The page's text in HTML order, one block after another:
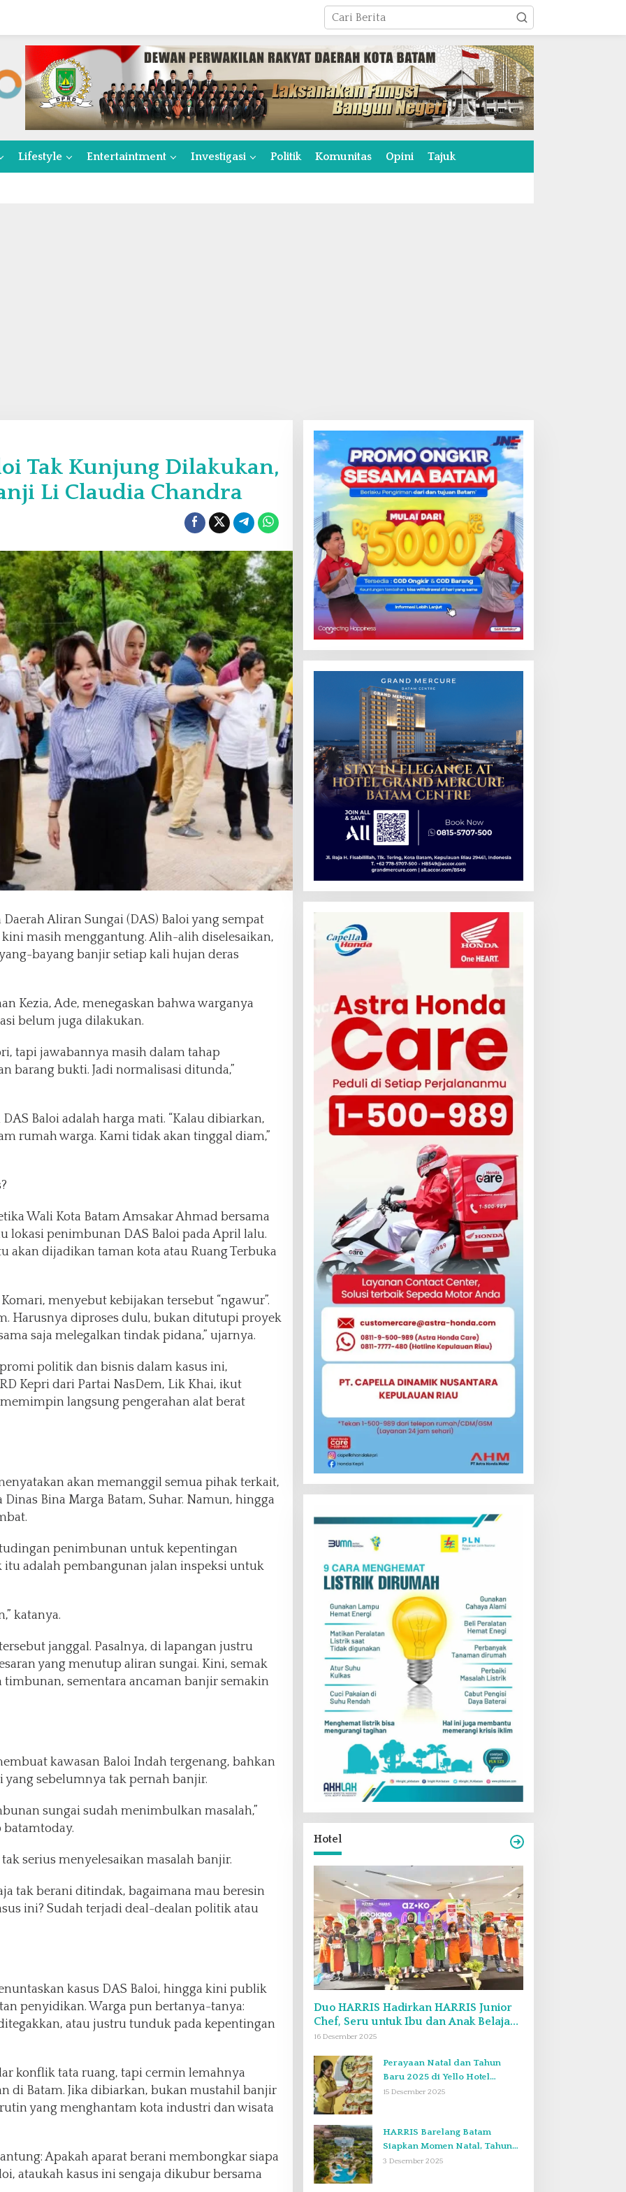
Lifestyle Entertaintment Investigasi Politik Komunitas Opini Tajuk
Tak Kunjung Dilakukan,
Li Claudia Chandra
Aliran Sungai (DAS) Baloi yang sempat
masih menggantung. Alih-alih diselesaikan,
bayang banjir setiap kali hujan deras
Kezia, Ade, menegaskan bahwa warganya
belum juga dilakukan.
tapi jawabannya masih dalam tahap
barang bukti. Jadi normalisasi ditunda,”
Baloi adalah harga mati. “Kalau dibiarkan,
rumah warga. Kami tidak akan tinggal diam,”
Wali Kota Batam Amsakar Ahmad bersama
lokasi penimbunan DAS Baloi pada April lalu.
akan dijadikan taman kota atau Ruang Terbuka
Komari, menyebut kebijakan tersebut “ngawur”.
Harusnya diproses dulu, bukan ditutupi proyek
saja melegalkan tindak pidana,” ujarnya.
politik dan bisnis dalam kasus ini,
Kepri dari Partai NasDem, Lik Khai, ikut
langsung pengerahan alat berat
akan memanggil semua pihak terkait,
Bina Marga Batam, Suhar. Namun, hingga
penimbunan untuk kepentingan
adalah pembangunan jalan inspeksi untuk
katanya.
janggal. Pasalnya, di lapangan justru
yang menutup aliran sungai. Kini, semak
sementara ancaman banjir semakin
kawasan Baloi Indah tergenang, bahkan
yang sebelumnya tak pernah banjir.
sungai sudah menimbulkan masalah,”
batamtoday.
serius menyelesaikan masalah banjir.
tak berani ditindak, bagaimana mau beresin
ini? Sudah terjadi deal-dealan politik atau
kasus DAS Baloi, hingga kini publik
penyidikan. Warga pun bertanya-tanya:
atau justru tunduk pada kepentingan
konflik tata ruang, tapi cermin lemahnya
di Batam. Jika dibiarkan, bukan mustahil banjir
yang menghantam kota industri dan wisata
Apakah aparat berani membongkar siapa
ataukah kasus ini sengaja dikubur bersama
Hotel
Duo HARRIS Hadirkan HARRIS Junior
Chef, Seru untuk Ibu dan Anak Belajar
Bikin Bekal Bento & Kimbab
16 Desember 2025
Perayaan Natal dan Tahun
Baru 2025 di Yello Hotel
Harbour Bay Batam
15 Desember 2025
HARRIS Barelang Batam
Siapkan Momen Natal, Tahun
Baru, dan Staycation yang Tak
3 Desember 2025